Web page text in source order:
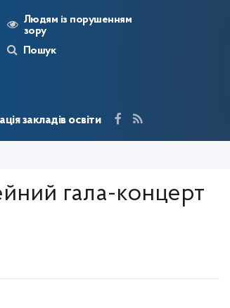
Людям із порушенням
зору
Пошук
закладів освіти
гала-концерт